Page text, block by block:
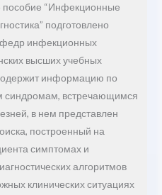
пособие “Инфекционные
подготовлено
инфекционных
высших учебных
информацию по
синдромам, встречающимся
в нем представлен
построенный на
симптомах и
алгоритмов
клинических ситуациях